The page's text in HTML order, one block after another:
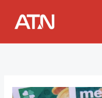
conteúdo